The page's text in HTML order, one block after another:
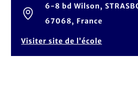
6-8 bd Wilson,
67068, France
Visiter site de l’école